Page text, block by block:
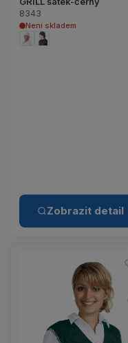
8343
Není skladem
Zobrazit detail